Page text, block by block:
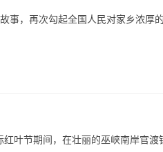
事，再次勾起全国人民对家乡浓厚
叶节期间，在壮丽的巫峡南岸官渡